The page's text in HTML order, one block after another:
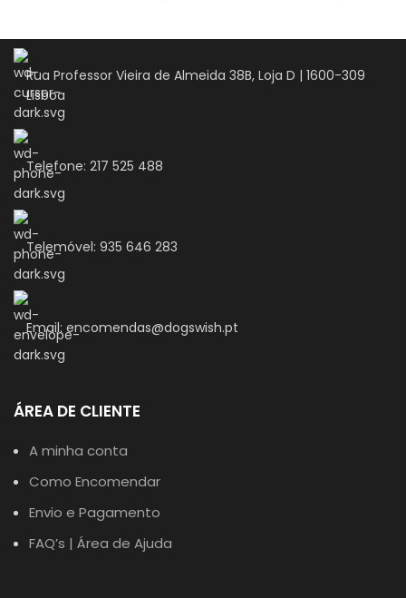
Rua Professor Vieira de Almeida 38B, Loja D | 1600-309
Lisboa
Telefone: 217 525 488
Telemóvel: 935 646 283
Email: encomendas@dogswish.pt
ÁREA DE CLIENTE
A minha conta
Como Encomendar
Envio e Pagamento
FAQ’s | Área de Ajuda